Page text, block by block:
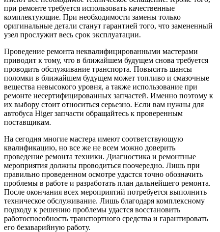
при ремонте требуется использовать качественные
комплектующие. При необходимости замены только
оригинальные детали станут гарантией того, что замененный
узел прослужит весь срок эксплуатации.
Проведение ремонта неквалифицированными мастерами
приводит к тому, что в ближайшем будущем снова требуется
проводить обслуживание транспорта. Повысить шансы
поломки в ближайшем будущем может топливо и смазочные
вещества невысокого уровня, а также использование при
ремонте несертифицированных запчастей. Именно поэтому к
их выбору стоит относиться серьезно. Если вам нужны для
автобуса Higer запчасти обращайтесь к проверенным
поставщикам.
На сегодня многие мастера имеют соответствующую
квалификацию, но все же не всем можно доверить
проведение ремонта техники. Диагностика и ремонтные
мероприятия должны проводиться поочередно. Лишь при
правильно проведенном осмотре удастся точно обозначить
проблемы в работе и разработать план дальнейшего ремонта.
После окончания всех мероприятий потребуется выполнить
техническое обслуживание. Лишь благодаря комплексному
подходу к решению проблемы удастся восстановить
работоспособность транспортного средства и гарантировать
его безаварийную работу.